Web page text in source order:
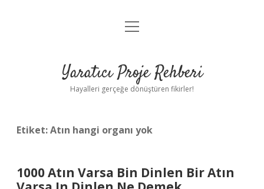
Anasayfa
Yasal Uyarı
menüyü
Yaratıcı Proje Rehberi
Hayalleri gerçeğe dönüştüren fikirler!
Etiket:Atın hangi organı yok
1000 Atın Varsa Bin Dinlen Bir Atın